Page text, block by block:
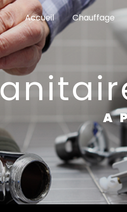
Accueil Chauffage